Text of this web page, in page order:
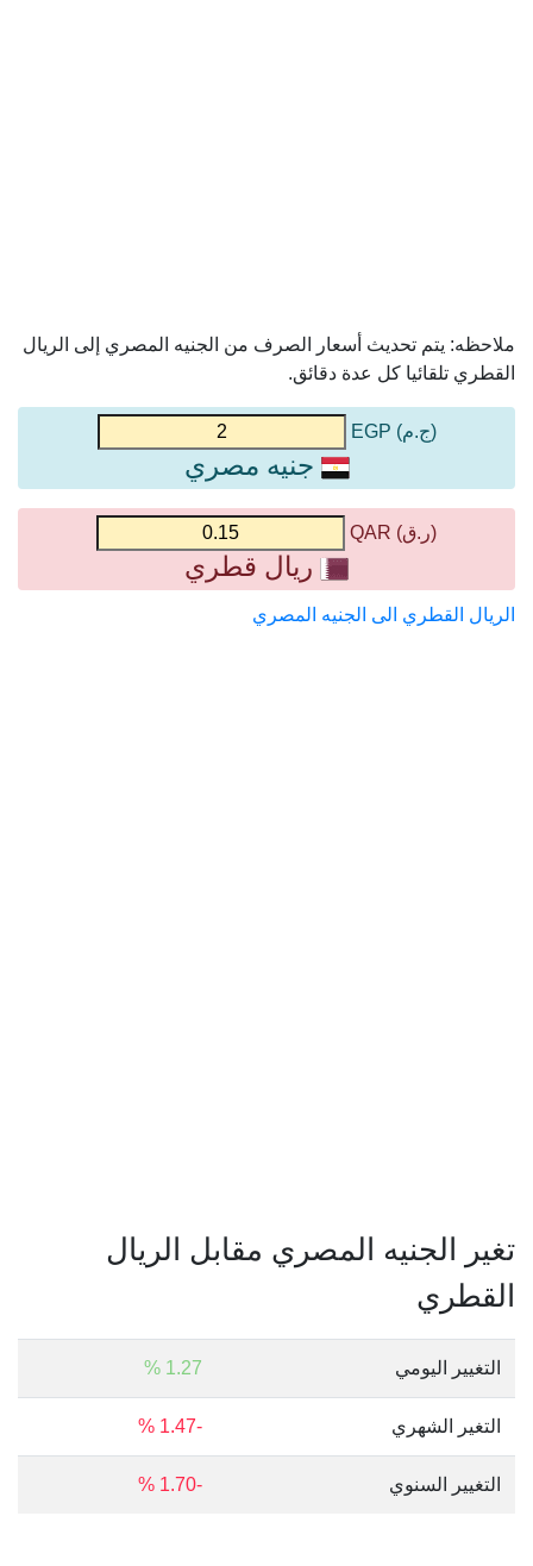
ملاحظه: يتم تحديث أسعار الصرف من الجنيه المصري إلى الريال
القطري تلقائيا كل عدة دقائق.
(ج.م) EGP
جنيه مصري
(ر.ق) QAR
ريال قطري
الريال القطري الى الجنيه المصري
تغير الجنيه المصري مقابل الريال
القطري
التغيير اليومي 1.27 %
التغير الشهري -1.47 %
التغيير السنوي -1.70 %